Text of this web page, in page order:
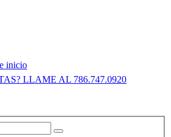
inicio
LLAME AL 786.747.0920